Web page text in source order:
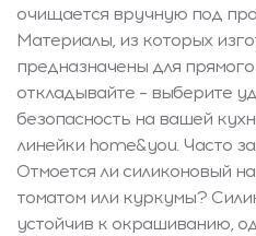
очищается вручную под
Материалы, из которых
предназначены для
откладывайте – выберите
безопасность на вашей
линейки home&you. Часто
Отмоется ли силиконовый
томатом или куркумы?
устойчив к окрашиванию,